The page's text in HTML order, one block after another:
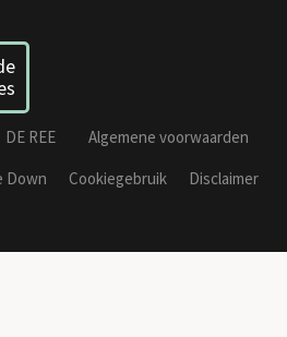
DE REE
Algemene voorwaarden
Down Cookiegebruik
Disclaimer